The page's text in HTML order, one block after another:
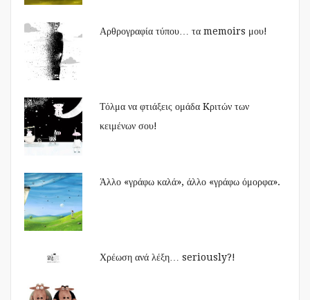
Αρθρογραφία τύπου… τα memoirs μου!
Τόλμα να φτιάξεις ομάδα Kριτών των
κειμένων σου!
Άλλο «γράφω καλά», άλλο «γράφω όμορφα».
Χρέωση ανά λέξη… seriously?!